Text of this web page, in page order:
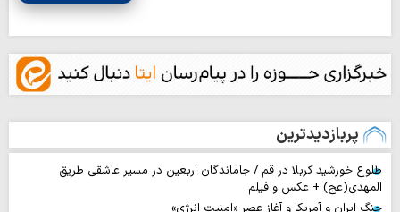
پربازدیدترین
طلوع خورشید کربلا در قم / جاماندگان اربعین در مسیر عاشقی طریق
المهدی(عج) + عکس و فیلم
جنگ ایران و آمریکا و آغاز عصر «امنیت انرژی»